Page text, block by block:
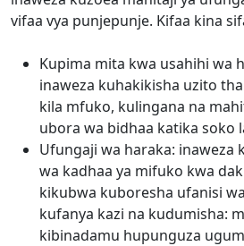
vifaa vya punjepunje. Kifaa kina
Kupima mita kwa usahihi wa
inaweza kuhakikisha uzito
kila mfuko, kulingana na
ubora wa bidhaa katika soko
Ufungaji wa haraka: inaweza
wa kadhaa ya mifuko kwa
kikubwa kuboresha ufanisi
kufanya kazi na kudumisha:
kibinadamu hupunguza